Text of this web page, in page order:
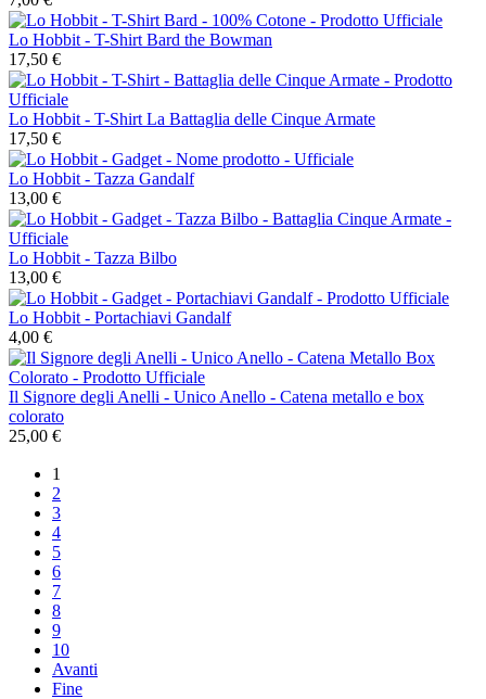
Lo Hobbit - T-Shirt Bard the Bowman
17,50 €
Lo Hobbit - T-Shirt La Battaglia delle Cinque Armate
17,50 €
Lo Hobbit - Tazza Gandalf
13,00 €
Lo Hobbit - Tazza Bilbo
13,00 €
Lo Hobbit - Portachiavi Gandalf
4,00 €
Il Signore degli Anelli - Unico Anello - Catena metallo e box
colorato
25,00 €
1
2
3
4
5
6
7
8
9
10
Avanti
Fine